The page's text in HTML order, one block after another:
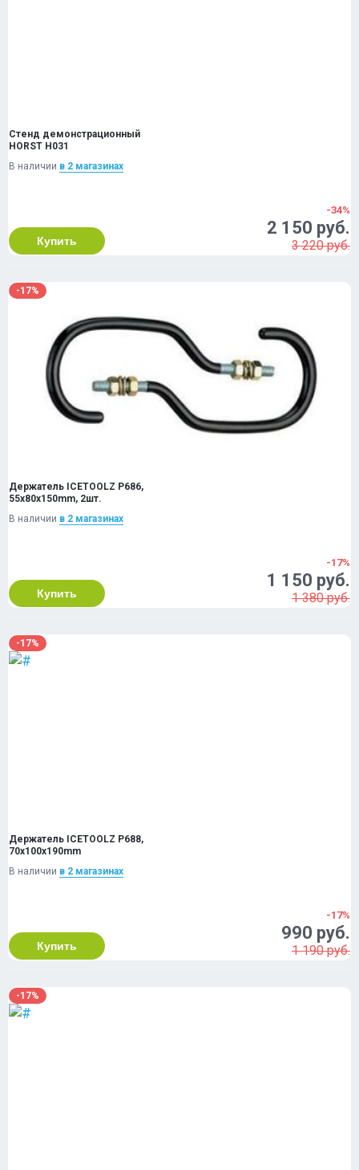
Стенд демонстрационный
HORST H031
В наличии в 2 магазинах
Купить
-34%
2 150 руб.
3 220 руб.
-17%
Держатель ICETOOLZ P686,
55x80x150mm, 2шт.
В наличии в 2 магазинах
Купить
-17%
1 150 руб.
1 380 руб.
-17%
Держатель ICETOOLZ P688,
70x100x190mm
В наличии в 2 магазинах
Купить
-17%
990 руб.
1 190 руб.
-17%